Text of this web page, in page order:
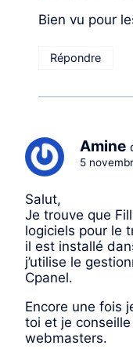
Bien vu pour
Répondre
Amine
5
Salut,
Je trouve que
logiciels pour le
il est installé
j’utilise le
Cpanel.
Encore une fois
toi et je
webmasters.